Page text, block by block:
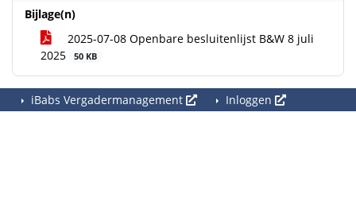
Bijlage(n)
2025-07-08 Openbare besluitenlijst B&W 8 juli
2025
50 KB
iBabs Vergadermanagement Inloggen